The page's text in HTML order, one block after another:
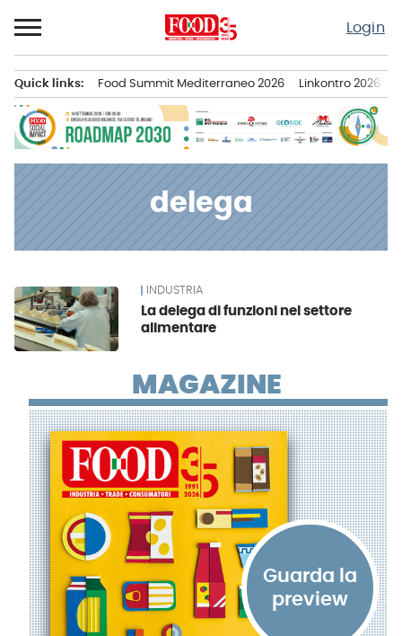
al
contenuto
Login
principale
Quick links: Food Summit Mediterraneo 2026 Linkontro 2026
delega
News INDUSTRIA
La delega di funzioni nel settore
alimentare
MAGAZINE